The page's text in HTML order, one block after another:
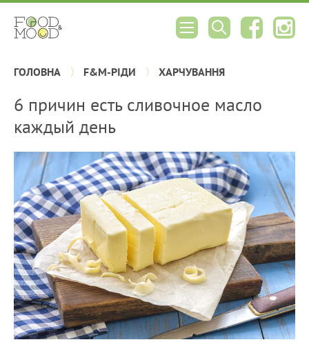
ГОЛОВНА F&M-РІДИ ХАРЧУВАННЯ
6 причин есть сливочное масло
каждый день